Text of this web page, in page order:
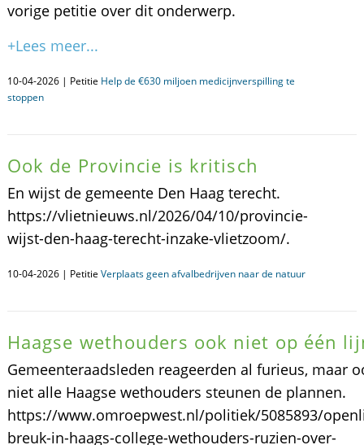
vorige petitie over dit onderwerp.
+Lees meer...
10-04-2026 | Petitie Help de €630 miljoen medicijnverspilling te
stoppen
Ook de Provincie is kritisch
En wijst de gemeente Den Haag terecht.
https://vlietnieuws.nl/2026/04/10/provincie-
wijst-den-haag-terecht-inzake-vlietzoom/.
10-04-2026 | Petitie Verplaats geen afvalbedrijven naar de natuur
Haagse wethouders ook niet op één
Gemeenteraadsleden reageerden al furieus, maar
niet alle Haagse wethouders steunen de plannen.
https://www.omroepwest.nl/politiek/5085893/
breuk-in-haags-college-wethouders-ruzien-over-